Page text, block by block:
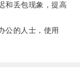
丢包现象，提高
的人士，使用